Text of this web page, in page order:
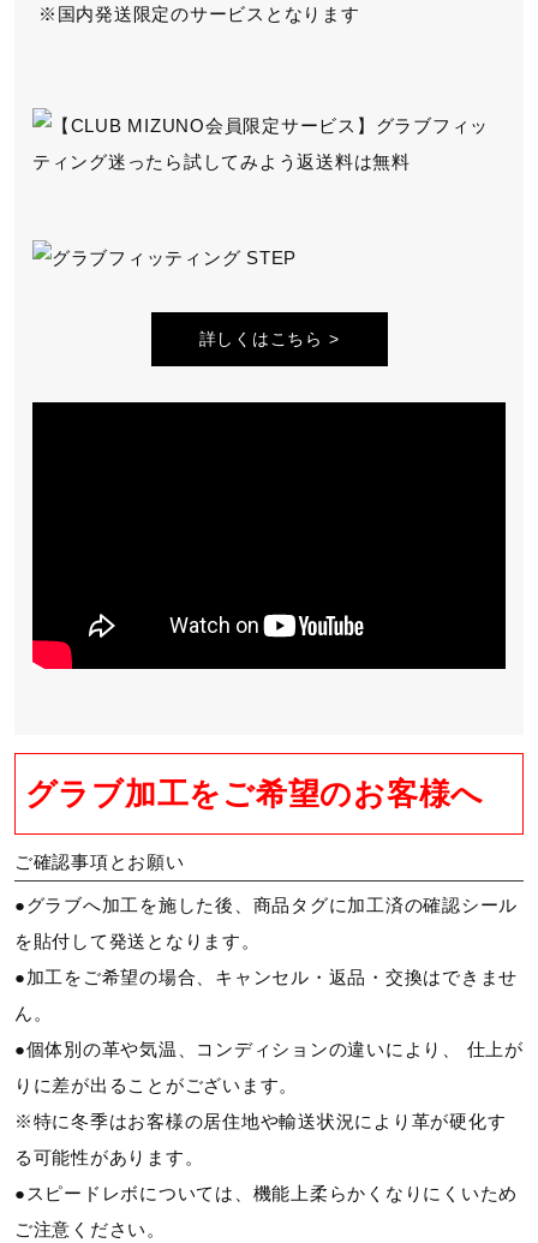
国内発送限定のサービスとなります
詳しくはこちら
グラブ加工をご希望のお客様へ
ご確認事項とお願い
●グラブへ加工を施した後、商品タグに加工済の確認シール
を貼付して発送となります。
●加工をご希望の場合、キャンセル・返品・交換はできませ
ん。
●個体別の革や気温、コンディションの違いにより、 仕上が
りに差が出ることがございます。
※特に冬季はお客様の居住地や輸送状況により革が硬化す
る可能性があります。
●スピードレボについては、機能上柔らかくなりにくいため
ご注意ください。